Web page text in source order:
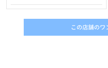
この店舗のワ